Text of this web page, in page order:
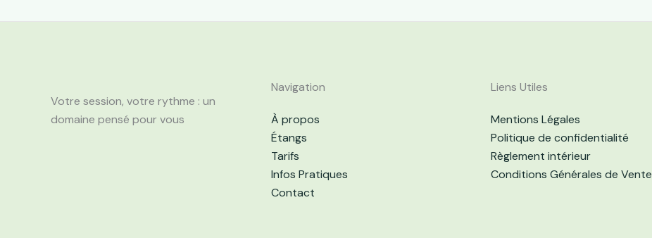
Votre session, votre rythme : un
domaine pensé pour vous
Navigation
À propos
Étangs
Tarifs
Infos Pratiques
Contact
Liens Utiles
Mentions Légales
Politique de confidentialité
Règlement intérieur
Conditions Générales de Vente